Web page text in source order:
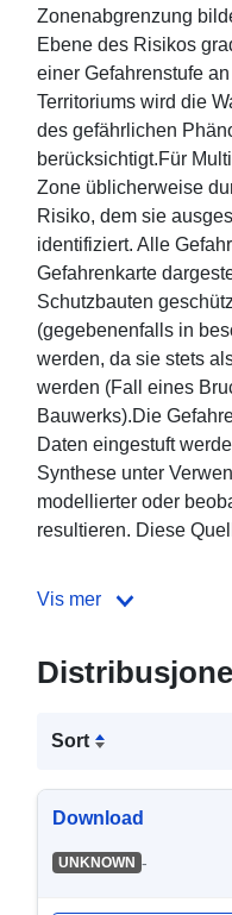
Zonenabgrenzung
Ebene des Risikos
einer Gefahrenstufe
Territoriums wird die
des gefährlichen
berücksichtigt.Für
Zone üblicherweise
Risiko, dem sie
identifiziert. Alle
Gefahrenkarte
Schutzbauten
(gegebenenfalls in
werden, da sie stets
werden (Fall eines
Bauwerks).Die
Daten eingestuft
Synthese unter
modellierter oder
resultieren. Diese
Vis mer
Sort
Download
UNKNOWN -